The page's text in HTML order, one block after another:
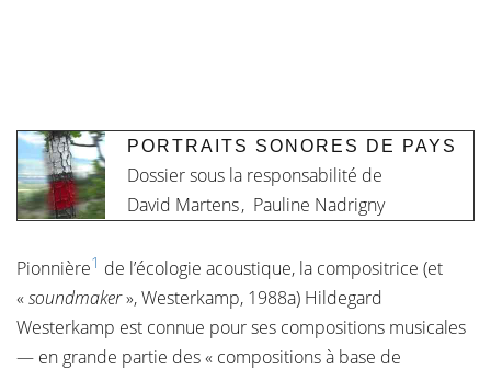
PORTRAITS SONORES DE PAYS
Dossier sous la responsabilité de
David Martens, Pauline Nadrigny
Pionnière1 de l’écologie acoustique, la compositrice (et
«soundmaker», Westerkamp, 1988a) Hildegard
Westerkamp est connue pour ses compositions musicales
— en grande partie des « compositions à base de